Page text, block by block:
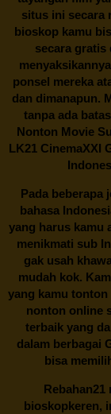
situs ini secara
bioskop kamu
secara gratis
ponsel mereka
dan dimanapun.
tanpa ada
Nonton Movie
LK21 CinemaXXI
Pada beberapa
bahasa
yang harus kamu
menikmati sub
gak usah
mudah kok.
yang kamu tonton
nonton online
terbaik yang
dalam berbagai
bisa
Rebahan21
bioskopkeren,